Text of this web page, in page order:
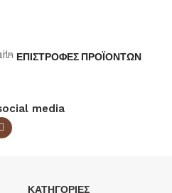
ΕΠΙΣΤΡΟΦΕΣ ΠΡΟΪΟΝΤΩΝ
media
ΚΑΤΗΓΟΡΙΕΣ